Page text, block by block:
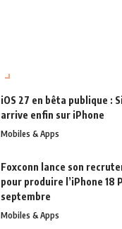
iOS 27 en bêta publique :
arrive enfin sur iPhone
Mobiles & Apps
Foxconn lance son
pour produire l’iPhone 18
septembre
Mobiles & Apps